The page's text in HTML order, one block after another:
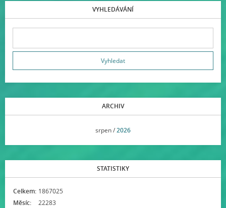
VYHLEDÁVÁNÍ
ARCHIV
srpen /2026
STATISTIKY
Celkem: 1867025
Měsíc:
22283